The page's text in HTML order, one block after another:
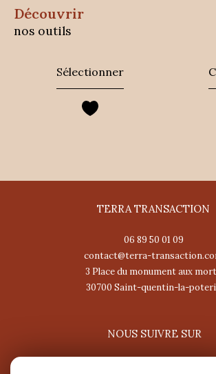
découvrir
nos outils
Sélectionner
TERRA TRANSACTION
06 89 50 01 09
contact@terra-
3 Place du monument aux
30700
saint-quentin-la-
NOUS SUIVRE SUR